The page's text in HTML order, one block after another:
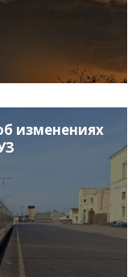
изменениях